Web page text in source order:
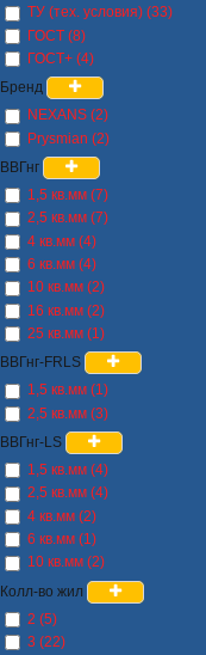
ТУ (тех. условия) (33)
ГОСТ (8)
ГОСТ+ (4)
Бренд
NEXANS (2)
Prysmian (2)
ВВГнг
1,5 кв.мм (7)
2,5 кв.мм (7)
4 кв.мм (4)
6 кв.мм (4)
10 кв.мм (2)
16 кв.мм (2)
25 кв.мм (1)
ВВГнг-FRLS
1,5 кв.мм (1)
2,5 кв.мм (3)
ВВГнг-LS
1,5 кв.мм (4)
2,5 кв.мм (4)
4 кв.мм (2)
6 кв.мм (1)
10 кв.мм (2)
Колл-во жил
2 (5)
3 (22)